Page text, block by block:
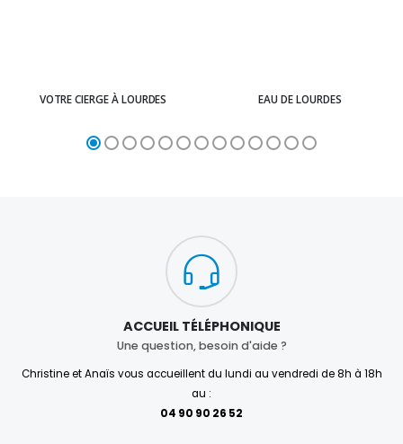
VOTRE CIERGE À LOURDES EAU DE LOURDES
ACCUEIL TÉLÉPHONIQUE
Une question, besoin d'aide ?
Christine et Anaïs vous accueillent du lundi au vendredi de 8h à 18h
au :
04 90 90 26 52